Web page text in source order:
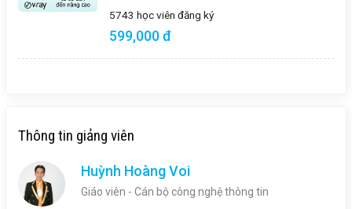
5743 học viên đăng ký
599,000 đ
Thông tin giảng viên
Huỳnh Hoàng Voi
Giáo viên - Cán bộ công nghệ thông tin